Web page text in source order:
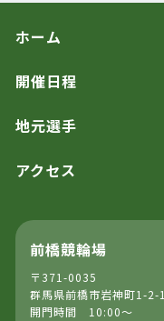
ホーム
開催日程
地元選手
アクセス
前橋競輪場
〒371-0035
群馬県前橋市岩神町1-2-1
開門時間 10:00～